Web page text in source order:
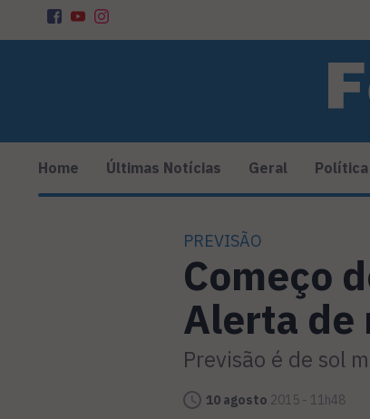
Home Últimas Notícias Geral Política
PREVISÃO
Começo
Alerta de
Previsão é de sol
10 agosto 2015 - 11h48